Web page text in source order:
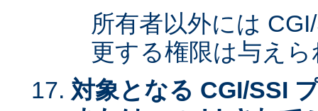
所有者以外には
更する権限は与え
対象となる CGI/SSI